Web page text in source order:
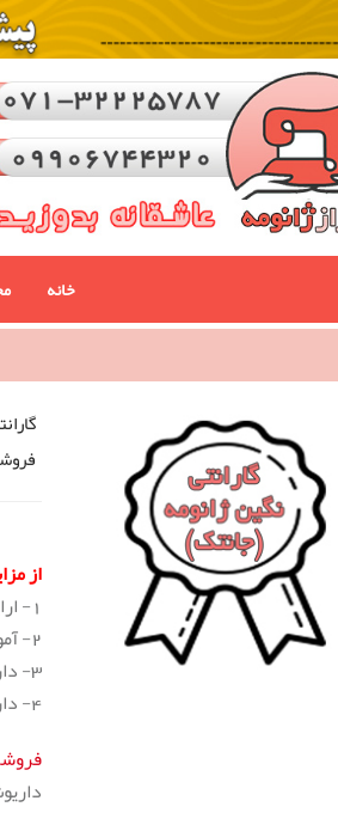
خانه
از
1- ارایه خدمات
2- آموزش رایگان در مراکز خدمات جانتک
3- دارای خدمات دوره ای سرویس چرخ خیاطی
4- دارای ۱۲ تا ۳۶ ماه گارانتی کامل خدمات و قطعات براساس زمان نوشته شده بر روی کارت گارانتی.